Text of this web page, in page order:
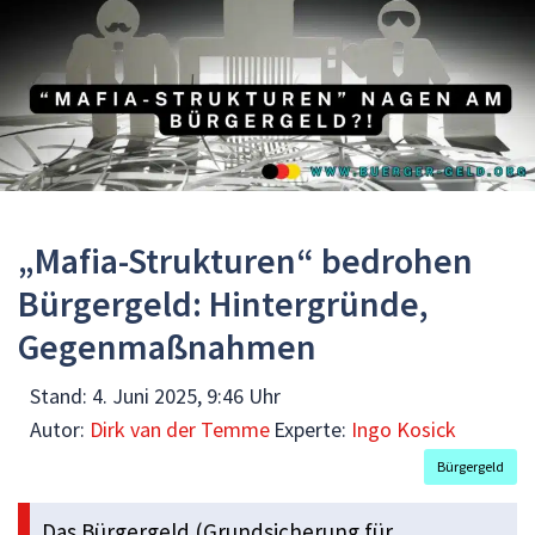
„Mafia-Strukturen“ bedrohen
Bürgergeld: Hintergründe,
Gegenmaßnahmen
Stand: 4. Juni 2025, 9:46 Uhr
Autor: Dirk van der Temme Experte: Ingo Kosick
Bürgergeld